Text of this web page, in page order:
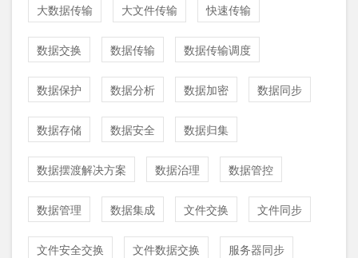
大数据传输 大文件传输 快速传输
数据交换 数据传输 数据传输调度
数据保护 数据分析 数据加密 数据同步
数据存储 数据安全 数据归集
数据摆渡解决方案 数据治理 数据管控
数据管理 数据集成 文件交换 文件同步
文件安全交换 文件数据交换 服务器同步